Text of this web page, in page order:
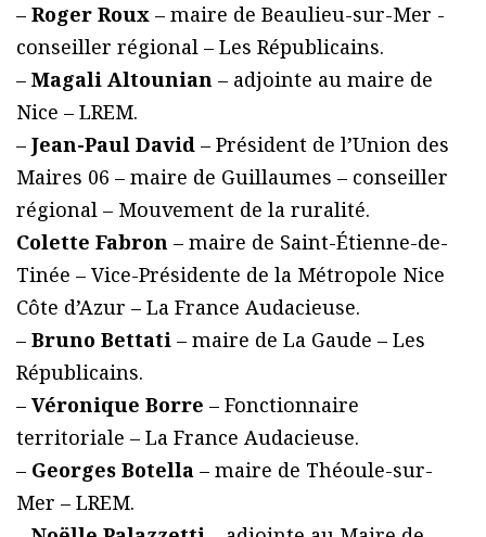
– Roger Roux – maire de Beaulieu-sur-Mer -
conseiller régional – Les Républicains.
– Magali Altounian – adjointe au maire de
Nice – LREM.
– Jean-Paul David – Président de l’Union des
Maires 06 – maire de Guillaumes – conseiller
régional – Mouvement de la ruralité.
Colette Fabron – maire de Saint-Étienne-de-
Tinée – Vice-Présidente de la Métropole Nice
Côte d’Azur – La France Audacieuse.
– Bruno Bettati – maire de La Gaude – Les
Républicains.
– Véronique Borre – Fonctionnaire
territoriale – La France Audacieuse.
– Georges Botella – maire de Théoule-sur-
Mer – LREM.